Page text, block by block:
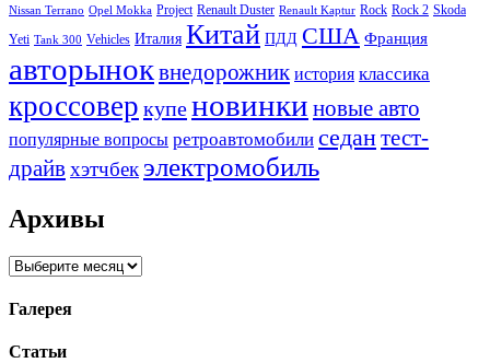
Nissan Terrano Opel Mokka Project Renault Duster Renault Kaptur Rock Rock 2 Skoda
Yeti Tank 300 Vehicles Италия Китай ПДД США Франция
авторыноквнедорожник история классика
кроссовер купеновинки новые авто
популярные вопросы ретроавтомобили седантест-
драйвхэтчбек электромобиль
Архивы
Архивы
Галерея
Статьи